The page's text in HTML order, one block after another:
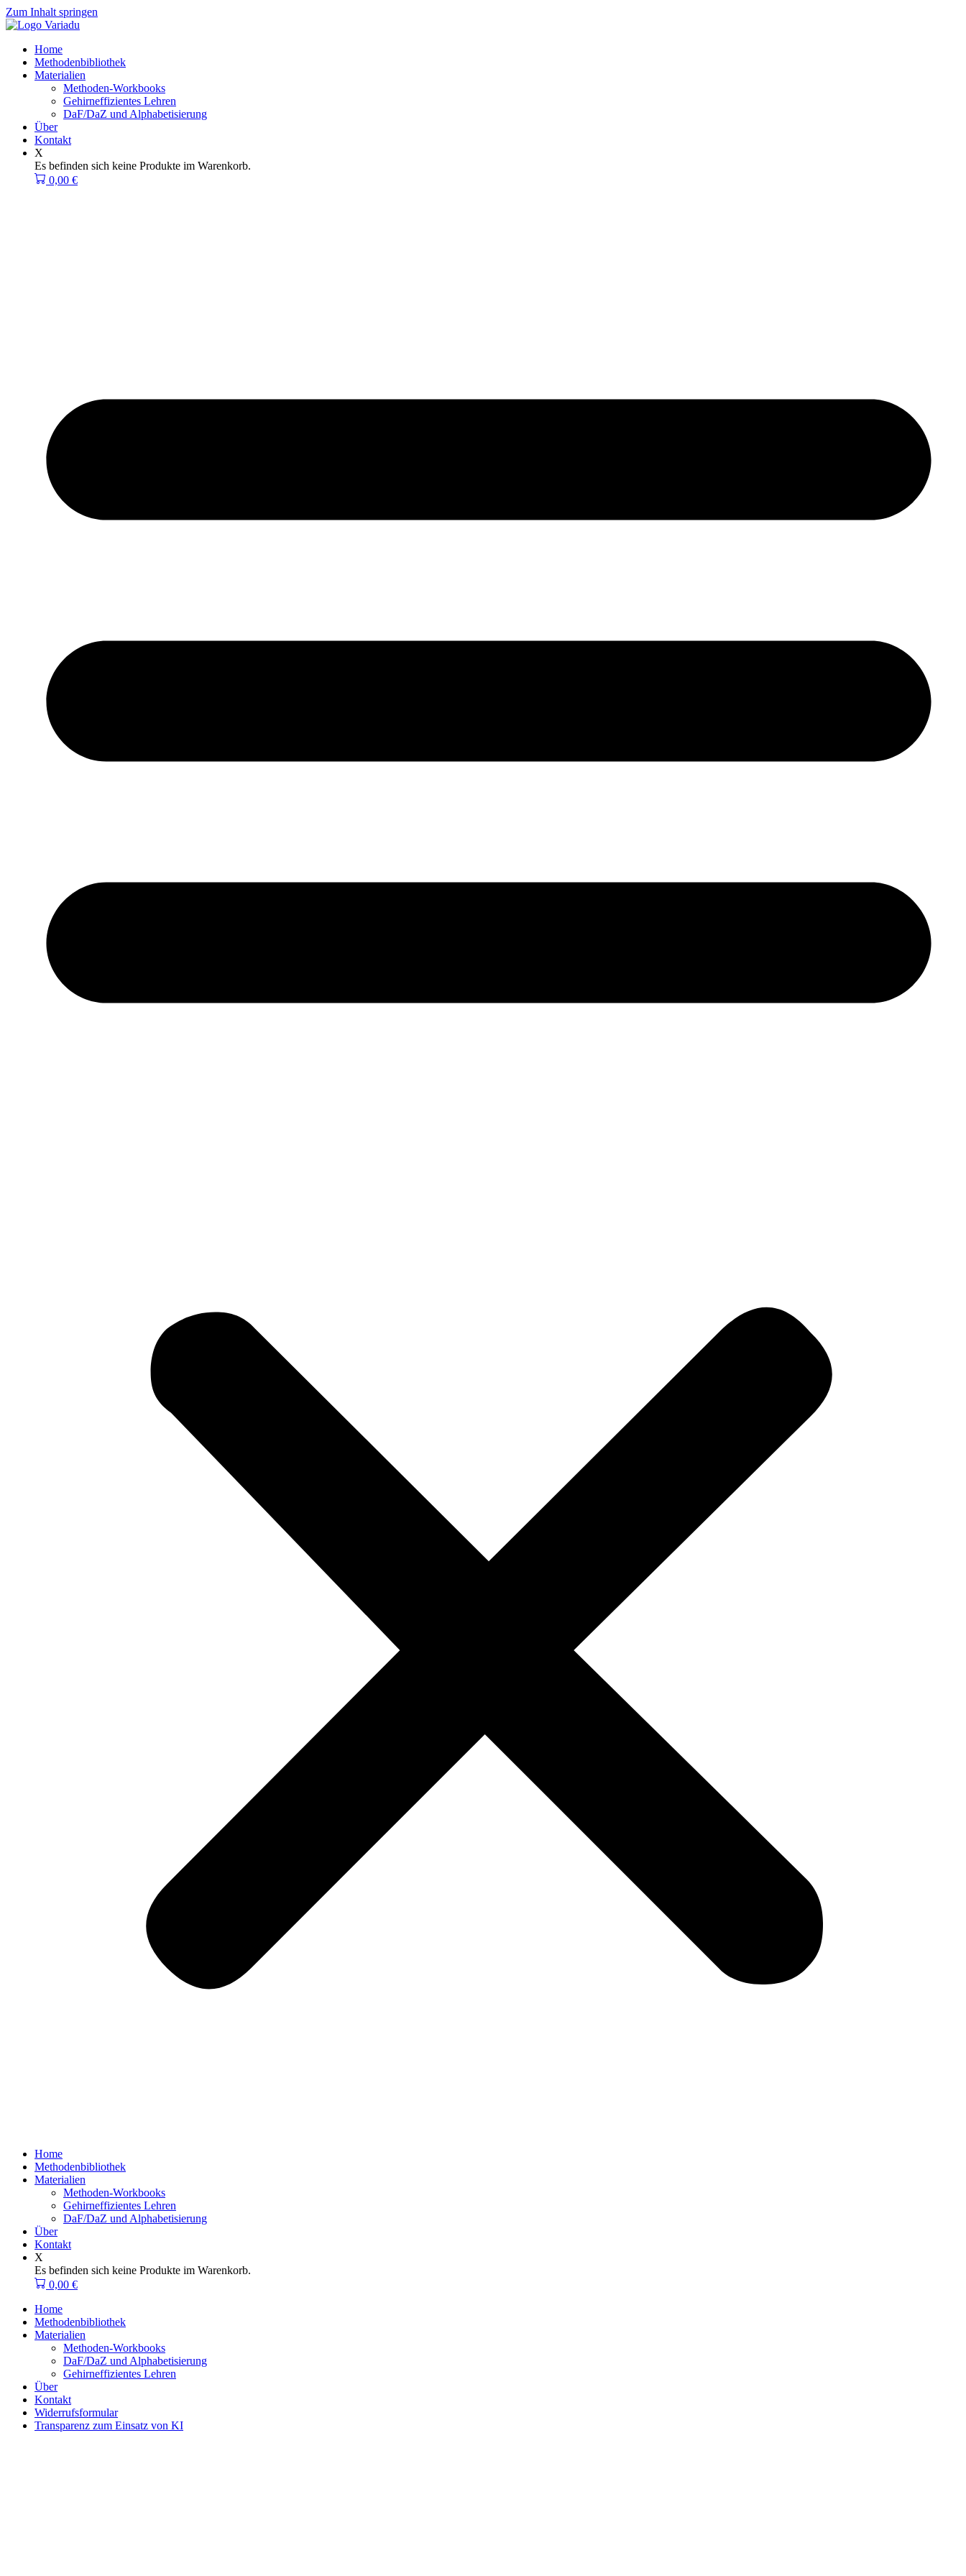
Zum Inhalt springen
Home
Methodenbibliothek
Materialien
Methoden-Workbooks
Gehirneffizientes Lehren
DaF/DaZ und Alphabetisierung
Über
Kontakt
X
Es befinden sich keine Produkte im Warenkorb.
0,00 €
Home
Methodenbibliothek
Materialien
Methoden-Workbooks
Gehirneffizientes Lehren
DaF/DaZ und Alphabetisierung
Über
Kontakt
X
Es befinden sich keine Produkte im Warenkorb.
0,00 €
Home
Methodenbibliothek
Materialien
Methoden-Workbooks
DaF/DaZ und Alphabetisierung
Gehirneffizientes Lehren
Über
Kontakt
Widerrufsformular
Transparenz zum Einsatz von KI